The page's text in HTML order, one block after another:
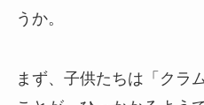
うか。
まず、子供たちは「クラ